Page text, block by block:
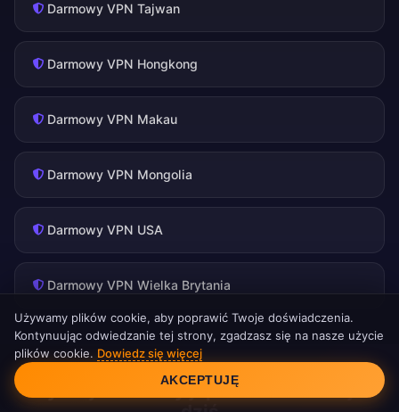
Darmowy VPN Tajwan
Darmowy VPN Hongkong
Darmowy VPN Makau
Darmowy VPN Mongolia
Darmowy VPN USA
Darmowy VPN Wielka Brytania
Uzyskaj darmowy japoński adres IP już
Zgoda na pliki cookie
Używamy plików cookie, aby poprawić Twoje doświadczenia.
Kontynuując odwiedzanie tej strony, zgadzasz się na nasze użycie
plików cookie. Dowiedz się więcej
AKCEPTUJĘ